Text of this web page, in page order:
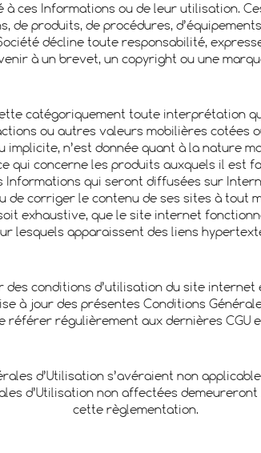
ces Informations ou de leur utilisation.
de produits, de procédures,
décline toute responsabilité,
à un brevet, un copyright ou une
catégoriquement toute interprétation
ou autres valeurs mobilières cotées
implicite, n’est donnée quant à la nature
qui concerne les produits auxquels il est
Informations qui seront diffusées sur
de corriger le contenu de ses sites à tout
exhaustive, que le site internet
lesquels apparaissent des liens
des conditions d’utilisation du site internet
à jour des présentes Conditions
référer régulièrement aux dernières CGU
d’Utilisation s’avéraient non
d’Utilisation non affectées
cette règlementation.